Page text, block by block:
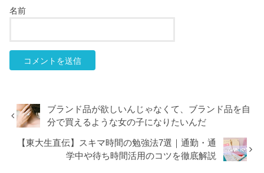
名前
ブランド品が欲しいんじゃなくて、ブランド品を自
分で買えるような女の子になりたいんだ
【東大生直伝】スキマ時間の勉強法7選｜通勤・通
学中や待ち時間活用のコツを徹底解説